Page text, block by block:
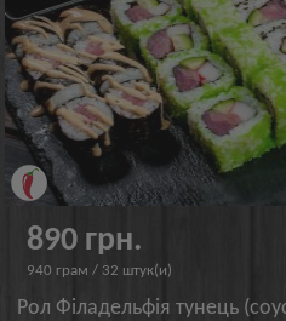
890 грн.
940 грам / 32 штук(и)
Рол Філадельфія тунець